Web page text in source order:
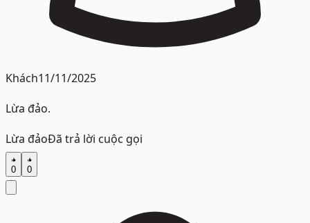
Khách11/11/2025
Lừa đảo.
Lừa đảoĐã trả lời cuộc gọi
0 0